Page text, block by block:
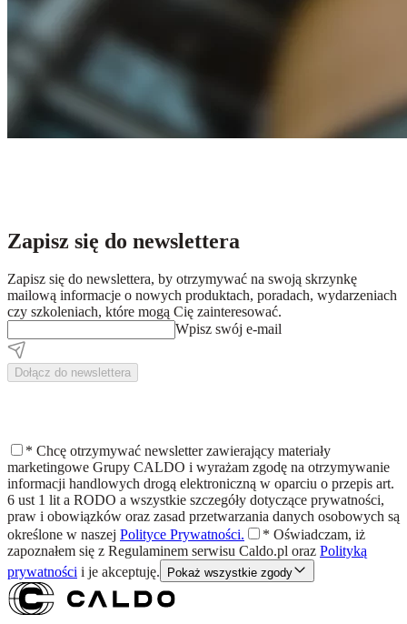
Zapisz się do newslettera
Zapisz się do newslettera, by otrzymywać na swoją skrzynkę
mailową informacje o nowych produktach, poradach, wydarzeniach
czy szkoleniach, które mogą Cię zainteresować.
Wpisz swój e-mail
Dołącz do newslettera
* Chcę otrzymywać newsletter zawierający materiały
marketingowe Grupy CALDO i wyrażam zgodę na otrzymywanie
informacji handlowych drogą elektroniczną w oparciu o przepis art.
6 ust 1 lit a RODO a wszystkie szczegóły dotyczące prywatności,
praw i obowiązków oraz zasad przetwarzania danych osobowych są
określone w naszej Polityce Prywatności. * Oświadczam, iż
zapoznałem się z Regulaminem serwisu Caldo.pl oraz Polityką
prywatności i je akceptuję. Pokaż wszystkie zgody